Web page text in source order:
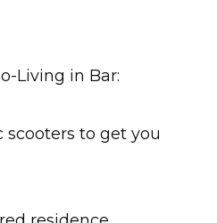
Living in Bar:
scooters to get you